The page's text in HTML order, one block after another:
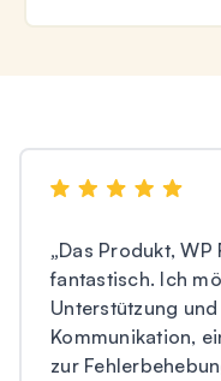
„Das Produkt,
fantastisch. Ich
Unterstützung
Kommunikation,
zur